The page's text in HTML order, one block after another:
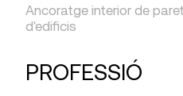
Ancoratge interior de
d'edificis
PROFESSIÓ